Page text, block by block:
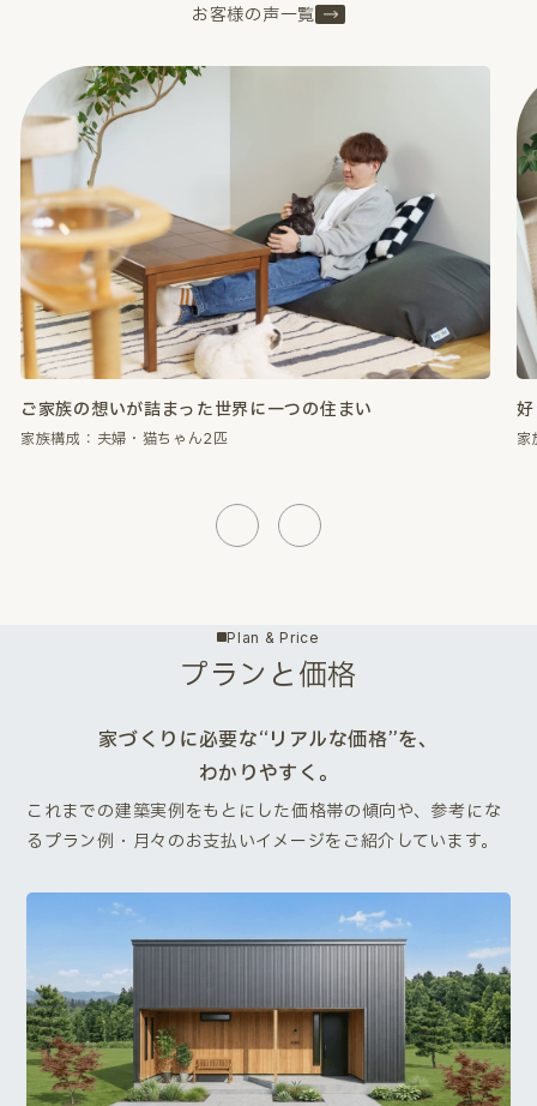
お客様の声一覧
好きなものに囲まれて、心が満たされる暮らし。
家族構成：夫婦・猫ちゃん2匹 家
Plan & Price
プランと価格
家づくりに必要な“リアルな価格”を、
わかりやすく。
これまでの建築実例をもとにした価格帯の傾向や、参考にな
るプラン例・月々のお支払いイメージをご紹介しています。